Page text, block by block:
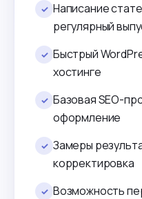
✓ Написание
регулярный
✓ Быстрый
хостинге
✓ Базовая SEO-
оформление
✓ Замеры
корректировка
✓ Возможность